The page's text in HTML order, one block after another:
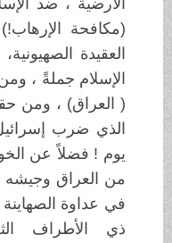
(مكافحة الإرهاب!)
العقيدة
الإسلام جملةً ، ومن
( العراق) ، ومن
الذي ضرب إسرائيل
يوم ! فضلاً عن
من العراق وجيشه ،
في عداوة
ذي الأطراف